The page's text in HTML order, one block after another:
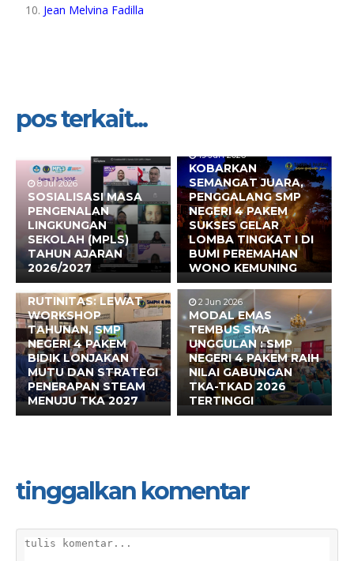
Jean Melvina Fadilla
pos terkait...
8 Jul 2026
SOSIALISASI MASA
PENGENALAN
LINGKUNGAN
SEKOLAH (MPLS)
TAHUN AJARAN
2026/2027
19 Jun 2026
KOBARKAN
SEMANGAT JUARA,
PENGGALANG SMP
NEGERI 4 PAKEM
SUKSES GELAR
LOMBA TINGKAT I DI
BUMI PEREMAHAN
WONO KEMUNING
17 Jun 2026
BUKAN SEKADAR
RUTINITAS: LEWAT
WORKSHOP
TAHUNAN, SMP
NEGERI 4 PAKEM
BIDIK LONJAKAN
MUTU DAN STRATEGI
PENERAPAN STEAM
MENUJU TKA 2027
2 Jun 2026
MODAL EMAS
TEMBUS SMA
UNGGULAN : SMP
NEGERI 4 PAKEM RAIH
NILAI GABUNGAN
TKA-TKAD 2026
TERTINGGI
tinggalkan komentar